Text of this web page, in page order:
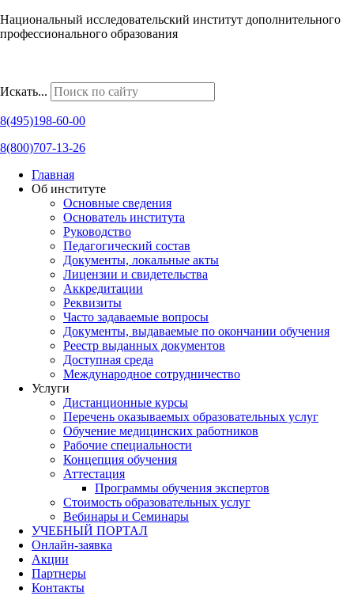
Национальный исследовательский институт дополнительного
профессионального образования
Искать...
8(495)198-60-00
8(800)707-13-26
Главная
Об институте
Основные сведения
Основатель института
Руководство
Педагогический состав
Документы, локальные акты
Лицензии и свидетельства
Аккредитации
Реквизиты
Часто задаваемые вопросы
Документы, выдаваемые по окончании обучения
Реестр выданных документов
Доступная среда
Международное сотрудничество
Услуги
Дистанционные курсы
Перечень оказываемых образовательных услуг
Обучение медицинских работников
Рабочие специальности
Концепция обучения
Аттестация
Программы обучения экспертов
Стоимость образовательных услуг
Вебинары и Семинары
УЧЕБНЫЙ ПОРТАЛ
Онлайн-заявка
Акции
Партнеры
Контакты